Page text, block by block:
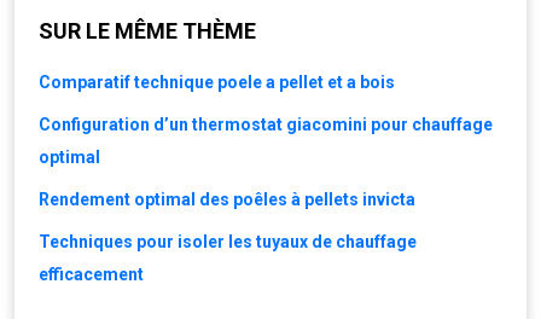
SUR LE MÊME THÈME
Comparatif technique poele a pellet et a bois
Configuration d’un thermostat giacomini pour chauffage
optimal
Rendement optimal des poêles à pellets invicta
Techniques pour isoler les tuyaux de chauffage
efficacement